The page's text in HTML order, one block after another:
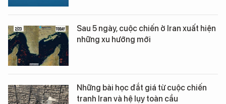
Sau 5 ngày, cuộc chiến ở Iran xuất hiện
những xu hướng mới
Những bài học đắt giá từ cuộc chiến
tranh Iran và hệ lụy toàn cầu